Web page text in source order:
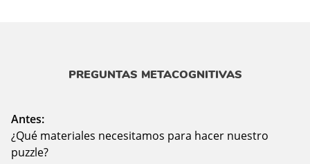
PREGUNTAS METACOGNITIVAS
Antes:
¿Qué materiales necesitamos para hacer nuestro
puzzle?